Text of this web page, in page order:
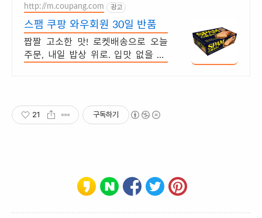
http://m.coupang.com 광고
스팸 쿠팡 와우회원 30일 반품
짭짤 고소한 맛! 로켓배송으로 오늘
주문, 내일 밥상 위로. 입맛 없을 때,
21 구독하기